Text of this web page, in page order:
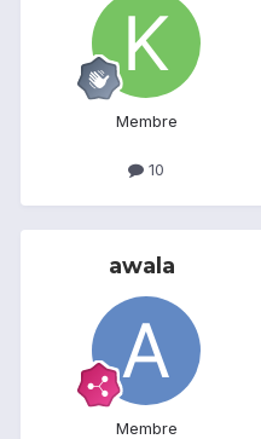
Membre
10
awala
Membre